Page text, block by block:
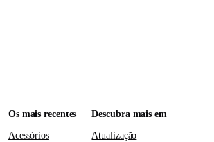
Os mais recentes
Acessórios
Descubra mais em
Atualização